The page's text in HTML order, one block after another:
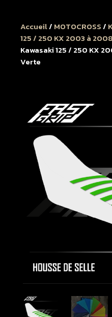
Accueil/ MOTOCROSS/
125 / 250 KX 2003 à 2008
Kawasaki 125 / 250 KX
Verte